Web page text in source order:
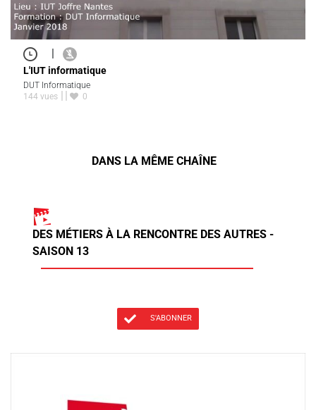
|
L'IUT informatique
DUT Informatique
144 vues
0
DANS LA MÊME CHAÎNE
DES MÉTIERS À LA RENCONTRE DES AUTRES -
SAISON 13
S'ABONNER